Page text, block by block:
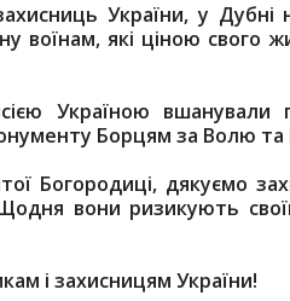
України, у Дубні
воїнам, які ціною свого
Україною вшанували
Борцям за Волю та
Богородиці, дякуємо
вони ризикують
і захисницям України!